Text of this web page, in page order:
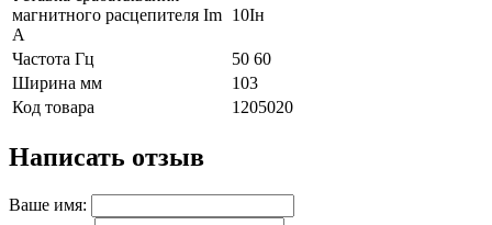
магнитного расцепителя Im
А
10Iн
Частота Гц
50 60
Ширина мм
103
Код товара
1205020
Написать отзыв
Ваше имя: